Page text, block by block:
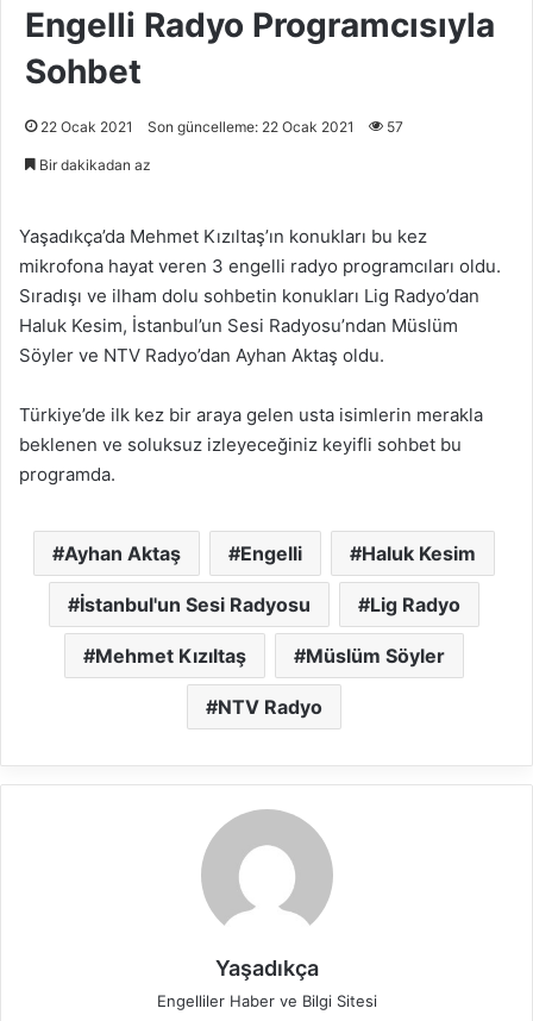
Engelli Radyo Programcısıyla
Sohbet
22 Ocak 2021 Son güncelleme: 22 Ocak 2021 57
Bir dakikadan az
Yaşadıkça’da Mehmet Kızıltaş’ın konukları bu kez
mikrofona hayat veren 3 engelli radyo programcıları oldu.
Sıradışı ve ilham dolu sohbetin konukları Lig Radyo’dan
Haluk Kesim, İstanbul’un Sesi Radyosu’ndan Müslüm
Söyler ve NTV Radyo’dan Ayhan Aktaş oldu.
Türkiye’de ilk kez bir araya gelen usta isimlerin merakla
beklenen ve soluksuz izleyeceğiniz keyifli sohbet bu
programda.
Ayhan Aktaş Engelli Haluk Kesim
İstanbul'un Sesi Radyosu Lig Radyo
Mehmet Kızıltaş Müslüm Söyler
NTV Radyo
Yaşadıkça
Engelliler Haber ve Bilgi Sitesi